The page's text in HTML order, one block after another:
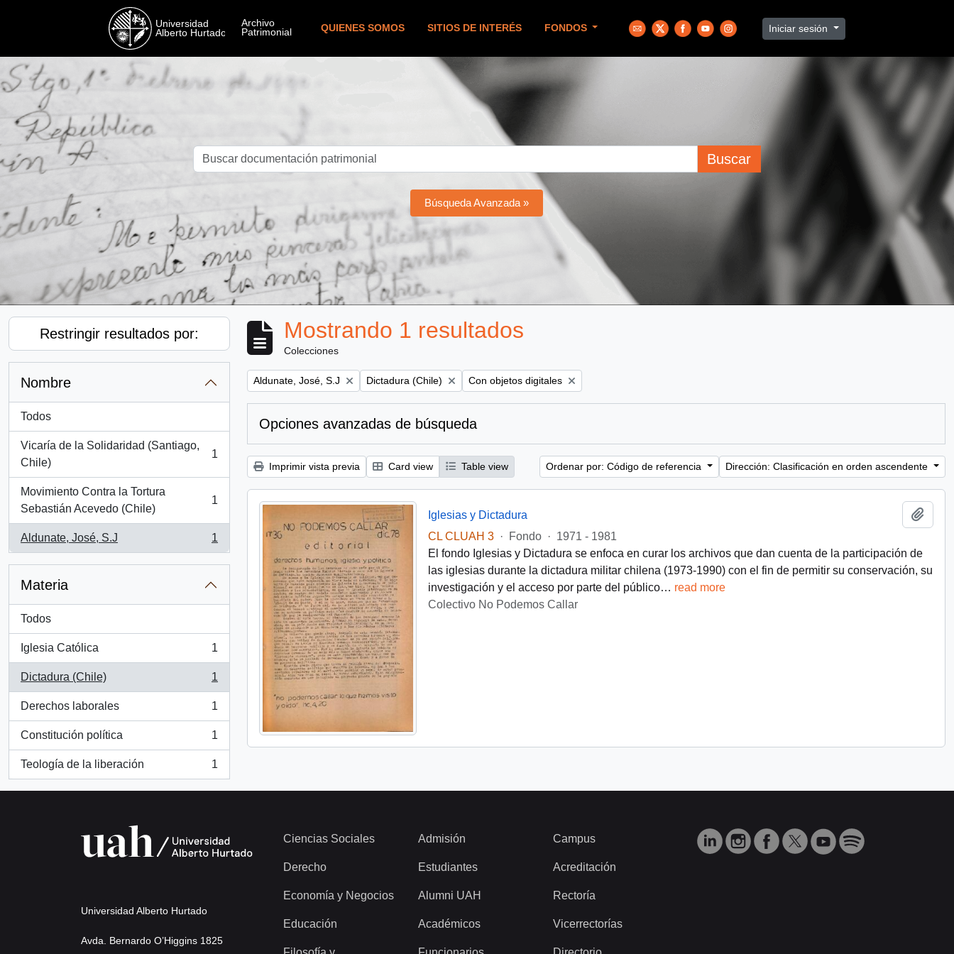
QUIENES SOMOS SITIOS DE INTERÉS FONDOS Iniciar sesión
Buscar
Búsqueda Avanzada »
Restringir resultados por:
Nombre
Todos
Vicaría de la Solidaridad (Santiago,
Chile)
, 1 resultados
1
Movimiento Contra la Tortura
Sebastián Acevedo (Chile)
, 1 resultados
1
Aldunate, José, S.J
, 1 resultados
1
Materia
Todos
Iglesia Católica
, 1 resultados
1
Dictadura (Chile)
, 1 resultados
1
Derechos laborales
, 1 resultados
1
Constitución política
, 1 resultados
1
Teología de la liberación
, 1 resultados
1
Mostrando 1 resultados
Colecciones
Remove filter:
Aldunate, José, S.J Remove filter:
Dictadura (Chile) Remove filter:
Con objetos digitales
Opciones avanzadas de búsqueda
Imprimir vista previa Card view Table view Ordenar por: Código de referencia Dirección: Clasificación en orden ascendente
Iglesias y Dictadura
CL CLUAH 3
· Fondo · 1971 - 1981
El fondo Iglesias y Dictadura se enfoca en curar los archivos que dan cuenta de la participación de
las iglesias durante la dictadura militar chilena (1973-1990) con el fin de permitir su conservación, su
investigación y el acceso por parte del público… read more
Colectivo No Podemos Callar
Universidad Alberto Hurtado
Avda. Bernardo O’Higgins 1825
Ciencias Sociales
Derecho
Economía y Negocios
Educación
Admisión
Estudiantes
Alumni UAH
Académicos
Campus
Acreditación
Rectoría
Vicerrectorías